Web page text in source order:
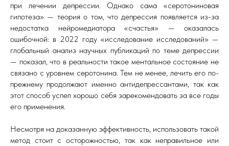
при лечении депрессии. Однако сама «серотониновая
гипотеза» — теория о том, что депрессия появляется из-за
недостатка нейромедиатора «счастья» — оказалась
ошибочной: в 2022 году «исследование исследований» —
глобальный анализ научных публикаций по теме депрессии
— показал, что в реальности такое ментальное состояние не
связано с уровнем серотонина. Тем не менее, лечить его по-
прежнему продолжают именно антидепрессантами, так как
этот способ успел хорошо себя зарекомендовать за все годы
его применения.
Несмотря на доказанную эффективность, использовать такой
метод стоит с осторожностью, так как неправильное или